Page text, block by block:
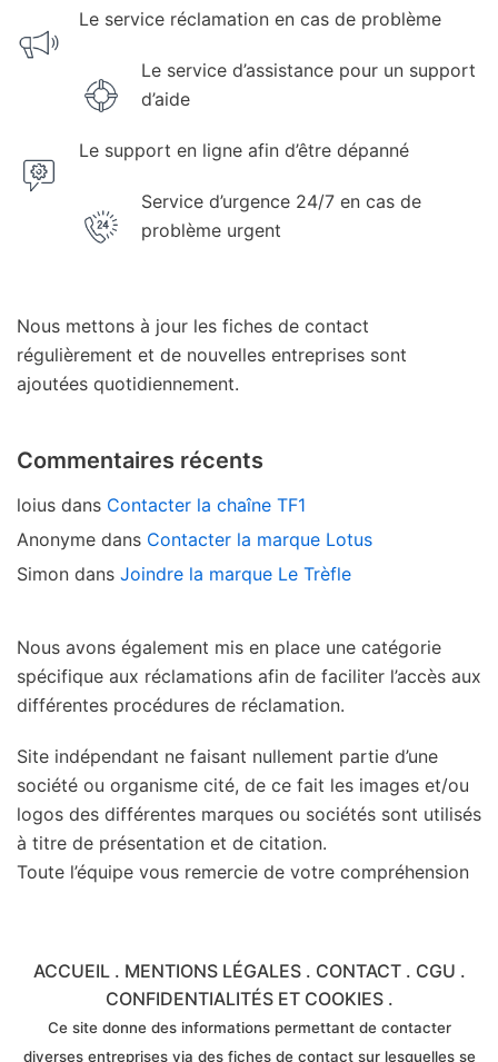
Le service réclamation en cas de problème
Le service d’assistance pour un support
d’aide
Le support en ligne afin d’être dépanné
Service d’urgence 24/7 en cas de
problème urgent
Nous mettons à jour les fiches de contact
régulièrement et de nouvelles entreprises sont
ajoutées quotidiennement.
Commentaires récents
loius dans Contacter la chaîne TF1
Anonyme dans Contacter la marque Lotus
Simon dans Joindre la marque Le Trèfle
Nous avons également mis en place une catégorie
spécifique aux réclamations afin de faciliter l’accès aux
différentes procédures de réclamation.
Site indépendant ne faisant nullement partie d’une
société ou organisme cité, de ce fait les images et/ou
logos des différentes marques ou sociétés sont utilisés
à titre de présentation et de citation.
Toute l’équipe vous remercie de votre compréhension
ACCUEIL. MENTIONS LÉGALES. CONTACT. CGU .
CONFIDENTIALITÉS ET COOKIES.
Ce site donne des informations permettant de contacter
diverses entreprises via des fiches de contact sur lesquelles se